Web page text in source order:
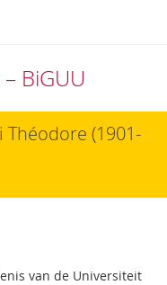
BiGUU
Théodore (1901-
van de Universiteit